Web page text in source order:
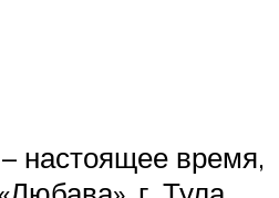
настоящее время,